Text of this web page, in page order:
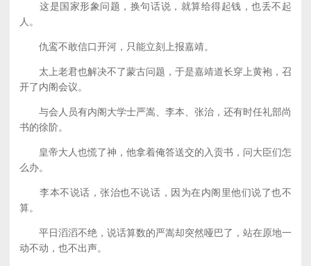
这是国家形象问题，换句话说，就算给得起钱，也丢不起
人。
仇鸾不敢信口开河，只能立刻上报嘉靖。
太上老君也解决不了蒙古问题，于是嘉靖道长穿上黄袍，召
开了内阁会议。
与会人员有内阁大学士严嵩、李本、张治，还有时任礼部尚
书的徐阶。
皇帝大人也慌了神，他拿着俺答送交的入贡书，问大臣们怎
么办。
李本不说话，张治也不说话，因为在内阁里他们说了也不
算。
平日滔滔不绝，说话算数的严嵩却突然哑巴了，站在原地一
动不动，也不出声。